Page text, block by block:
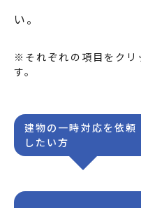
い。
※それぞれの項目をクリ
す。
建物の一時対応を依頼
したい方